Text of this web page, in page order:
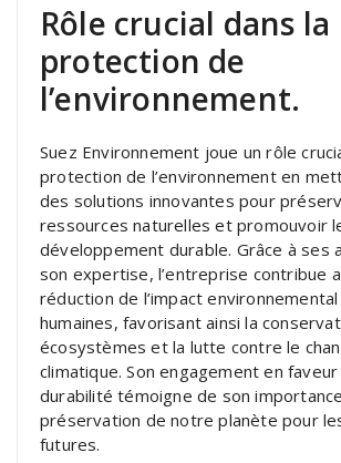
Rôle crucial dans la
protection de
l’environnement.
Suez Environnement joue un rôle
protection de l’environnement en
des solutions innovantes pour
ressources naturelles et promouvoir
développement durable. Grâce à ses
son expertise, l’entreprise contribue
réduction de l’impact
humaines, favorisant ainsi la
écosystèmes et la lutte contre le
climatique. Son engagement en faveur
durabilité témoigne de son
préservation de notre planète pour
futures.